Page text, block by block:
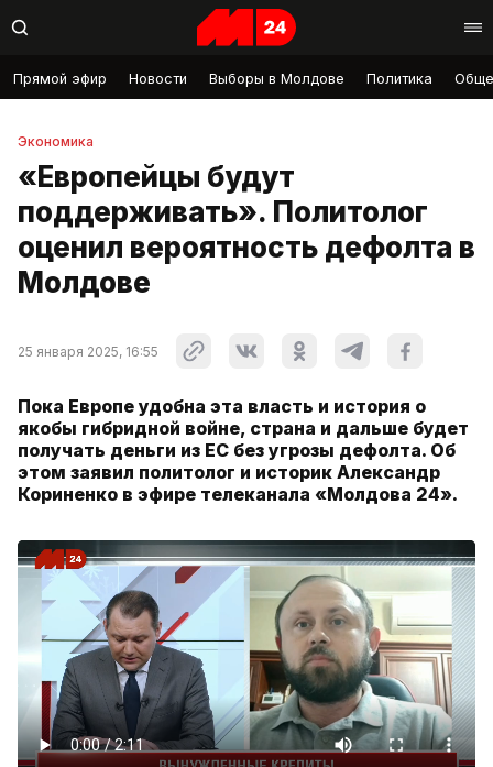
Прямой эфир Новости Выборы в Молдове Политика
Экономика
«Европейцы будут
поддерживать». Политолог
оценил вероятность дефолта в
Молдове
25 января 2025, 16:55
Пока Европе удобна эта власть и история о
якобы гибридной войне, страна и дальше будет
получать деньги из ЕС без угрозы дефолта. Об
этом заявил политолог и историк Александр
Кориненко в эфире телеканала «Молдова 24».